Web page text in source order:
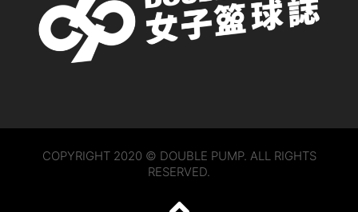
COPYRIGHT 2020 © DOUBLE PUMP. ALL RIGHTS
RESERVED.